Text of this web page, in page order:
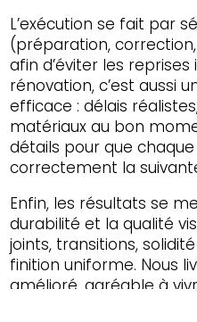
L’exécution se fait par
(préparation,
afin d’éviter les reprises
rénovation, c’est aussi
efficace : délais
matériaux au bon
détails pour que
correctement la
Enfin, les résultats se
durabilité et la qualité
joints, transitions,
finition uniforme. Nous
amélioré, agréable à